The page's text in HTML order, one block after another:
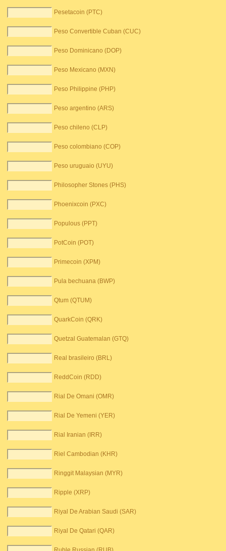
Pesetacoin (PTC)
Peso Convertible Cuban (CUC)
Peso Dominicano (DOP)
Peso Mexicano (MXN)
Peso Philippine (PHP)
Peso argentino (ARS)
Peso chileno (CLP)
Peso colombiano (COP)
Peso uruguaio (UYU)
Philosopher Stones (PHS)
Phoenixcoin (PXC)
Populous (PPT)
PotCoin (POT)
Primecoin (XPM)
Pula bechuana (BWP)
Qtum (QTUM)
QuarkCoin (QRK)
Quetzal Guatemalan (GTQ)
Real brasileiro (BRL)
ReddCoin (RDD)
Rial De Omani (OMR)
Rial De Yemeni (YER)
Rial Iranian (IRR)
Riel Cambodian (KHR)
Ringgit Malaysian (MYR)
Ripple (XRP)
Riyal De Arabian Saudi (SAR)
Riyal De Qatari (QAR)